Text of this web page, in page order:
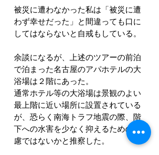
被災に遭わなかった私は「被災に遭
わず幸せだった」と間違っても口に
してはならないと自戒もしている。
余談になるが、上述のツアーの前泊
で泊まった名古屋のアパホテルの大
浴場は２階にあった。
通常ホテル等の大浴場は景観のよい
最上階に近い場所に設置されている
が、恐らく南海トラフ地震の際、階
下への水害を少なく抑えるための配
慮ではないかと推察した。